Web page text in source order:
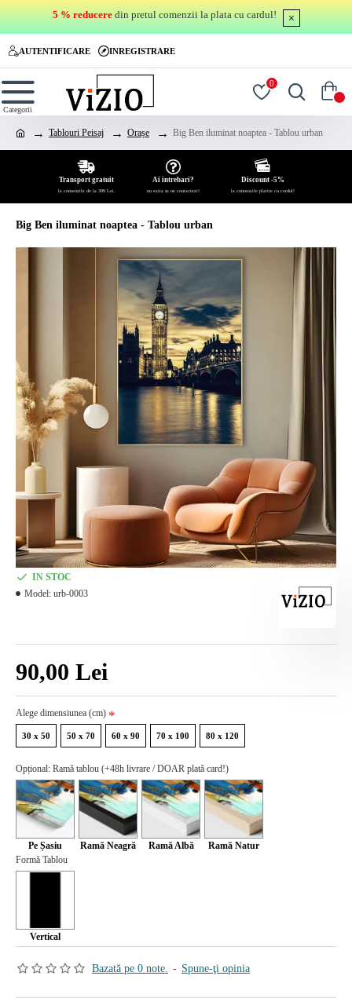
5 % reducere din pretul comenzii la plata cu cardul!
AUTENTIFICARE INREGISTRARE
0
Tablouri Peisaj Orașe Big Ben iluminat noaptea - Tablou urban
Transport gratuit
la comenzile de la 399 Lei.
Ai intrebari?
nu ezita sa ne contactezi!
Discount -5%
la comenzile platite cu cardul!
Big Ben iluminat noaptea - Tablou urban
Bazată pe 0 note. - Spune-ţi opinia
90,00 Lei
IN STOC
Model: urb-0003
Alege dimensiunea (cm)
30 x 50 50 x 70 60 x 90 70 x 100 80 x 120
Opțional: Ramă tablou (+48h livrare / DOAR plată card!)
Pe Șasiu Ramă Neagră Ramă Albă
Ramă Natur
Formă Tablou
Vertical